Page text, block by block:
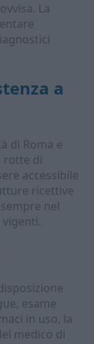
La
a
di Roma e
di
accessibile
ricettive
nel
esame
in uso, la
medico di